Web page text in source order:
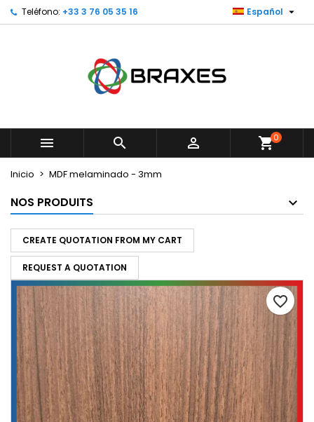
Teléfono: +33 3 76 05 35 16 Español 
   shopping_cart0
Inicio MDF melaminado - 3mm
NOS PRODUITS
CREATE QUOTATION FROM MY CART
REQUEST A QUOTATION
favorite_border
My wishlists ×
Create new list
Crear lista de deseos ×
Nombre de la lista de deseos
Cancelar Crear lista de deseos
Iniciar sesión ×
Debe iniciar sesión para guardar productos en su
lista de deseos.